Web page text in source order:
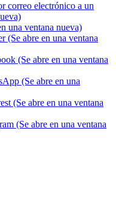
correo electrónico a un
una ventana nueva)
(Se abre en una ventana
(Se abre en una ventana
(Se abre en una
(Se abre en una ventana
(Se abre en una ventana